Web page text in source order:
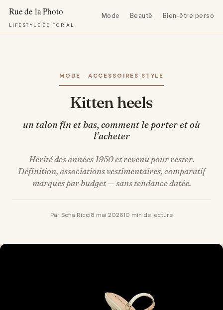
LIFESTYLE ÉDITORIAL
Mode Beauté Bien-être
MODE · ACCESSOIRES STYLE
Kitten heels
un talon fin et bas, comment le porter et où
l’acheter
Hérité des années 1950 et revenu pour rester.
Définition, associations vestimentaires, comparatif
marques par budget — sans tendance datée.
Par Sofia Ricci8 mai 202610 min de lecture